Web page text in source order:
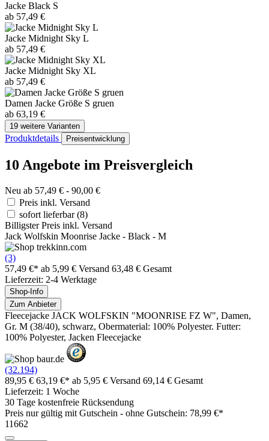
Jacke Black S
ab 57,49 €
Jacke Midnight Sky L
ab 57,49 €
Jacke Midnight Sky XL
ab 57,49 €
Damen Jacke Größe S gruen
ab 63,19 €
19 weitere Varianten
Produktdetails Preisentwicklung
10 Angebote im Preisvergleich
Neu ab 57,49 € - 90,00 €
Preis inkl. Versand
sofort lieferbar(8)
Billigster Preis inkl. Versand
Jack Wolfskin Moonrise Jacke - Black - M
(3)
57,49 €* ab 5,99 € Versand 63,48 € Gesamt
Lieferzeit: 2-4 Werktage
Shop-Info
Zum Anbieter
Fleecejacke JACK WOLFSKIN "MOONRISE FZ W", Damen,
Gr. M (38/40), schwarz, Obermaterial: 100% Polyester. Futter:
100% Polyester, Jacken Fleecejacke
(32.194)
89,95 € 63,19 €* ab 5,95 € Versand 69,14 € Gesamt
Lieferzeit: 1 Woche
30 Tage kostenfreie Rücksendung
Preis nur gültig mit Gutschein - ohne Gutschein: 78,99 €*
11662